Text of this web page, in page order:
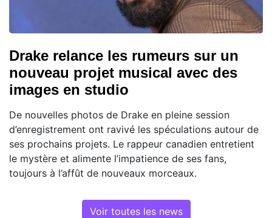
Drake relance les rumeurs sur un
nouveau projet musical avec des
images en studio
De nouvelles photos de Drake en pleine session
d’enregistrement ont ravivé les spéculations autour de
ses prochains projets. Le rappeur canadien entretient
le mystère et alimente l’impatience de ses fans,
toujours à l’affût de nouveaux morceaux.
Voir toutes les news